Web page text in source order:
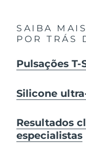
SAIBA
POR TRÁS
Pulsações T-
Silicone
Resultados
especialistas